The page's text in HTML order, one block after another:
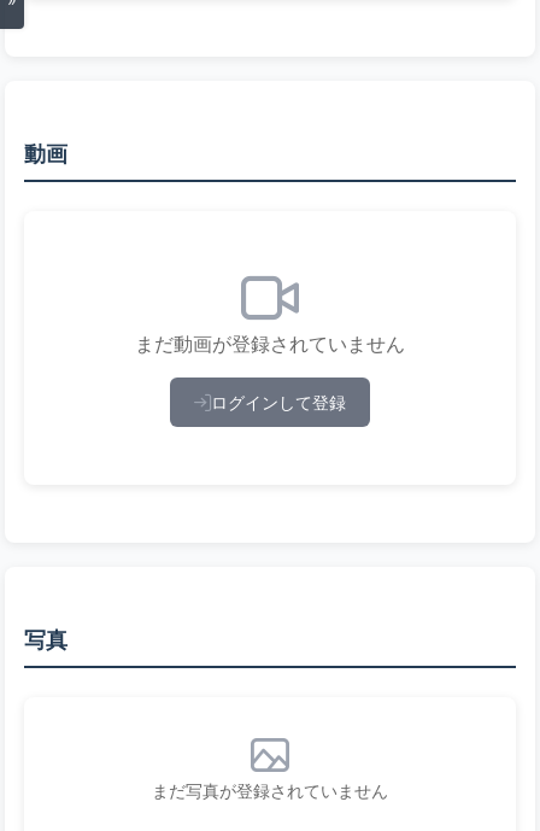
動画
まだ動画が登録されていません
ログインして登録
写真
まだ写真が登録されていません